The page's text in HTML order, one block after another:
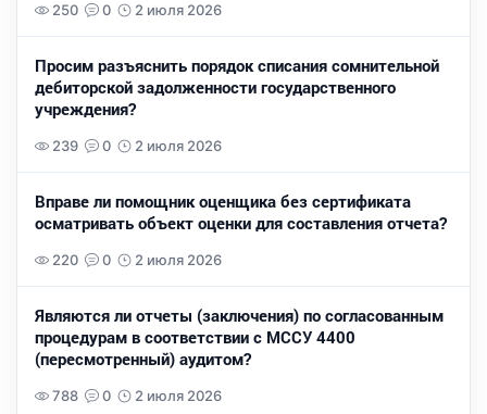
250 0 2 июля 2026
Просим разъяснить порядок списания сомнительной
дебиторской задолженности государственного
учреждения?
239 0 2 июля 2026
Вправе ли помощник оценщика без сертификата
осматривать объект оценки для составления отчета?
220 0 2 июля 2026
Являются ли отчеты (заключения) по согласованным
процедурам в соответствии с МССУ 4400
(пересмотренный) аудитом?
788 0 2 июля 2026